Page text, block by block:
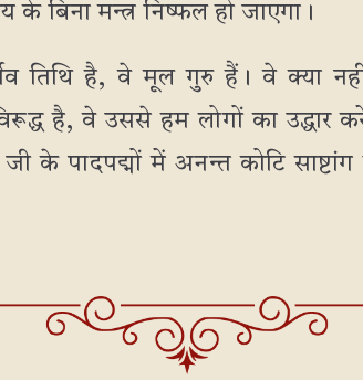
के बिना मन्त्र निष्फल हो जाएगा।
तिथि है, वे मूल गुरु हैं। वे क्या
है, वे उससे हम लोगों का उद्धार
के पादपद्मों में अनन्त कोटि